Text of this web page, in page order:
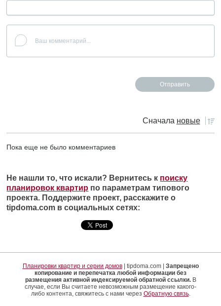
Сначала новые
Пока еще не было комментариев
Не нашли то, что искали? Вернитесь к поиску
планировок квартир по параметрам типового
проекта. Поддержите проект, расскажите о
tipdoma.com в социальных сетях:
Планировки квартир и серии домов| tipdoma.com | Запрещено
копирование и перепечатка любой информации без
размещения активной индексируемой обратной ссылки.В
случае, если Вы считаете невозможным размещение какого-
либо контента, свяжитесь с нами через Обратную связь.